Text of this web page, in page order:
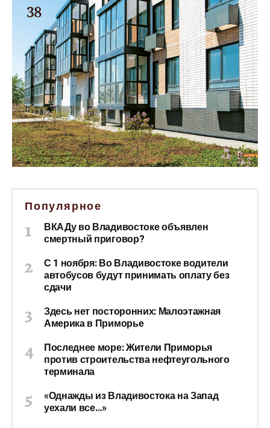
Популярное
ВКАДу во Владивостоке объявлен
смертный приговор?
С 1 ноября: Во Владивостоке водители
автобусов будут принимать оплату без
сдачи
Здесь нет посторонних: Малоэтажная
Америка в Приморье
Последнее море: Жители Приморья
против строительства нефтеугольного
терминала
«Однажды из Владивостока на Запад
уехали все…»